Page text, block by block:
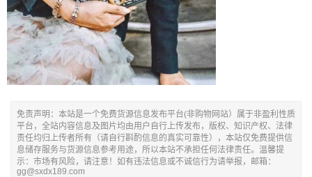
免责声明：本站是一个免费货源信息发布平台(非购物网站）属于非盈利性质
平台，全站内容信息及图片均由用户自行上传发布，版权、知识产权、法律
责任均归上传者所有（请自行斟酌信息的真实可靠性），本站仅免费提供信
息储存服务与货源信息参考用途，所以本站不承担任何法律责任。温馨提
示：市场有风险，请注意！如有违法信息或不诚信行为请举报，邮箱：
gg@sxdx189.com